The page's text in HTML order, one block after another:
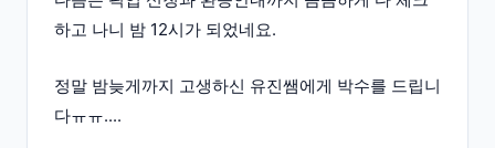
하고 나니 밤 12시가 되었네요.
정말 밤늦게까지 고생하신 유진쌤에게 박수를 드립니
다ㅠㅠ....